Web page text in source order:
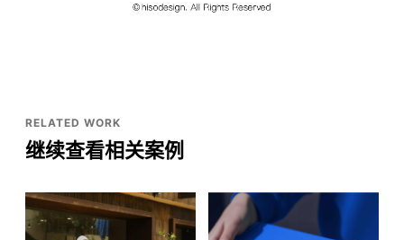
RELATED WORK
继续查看相关案例